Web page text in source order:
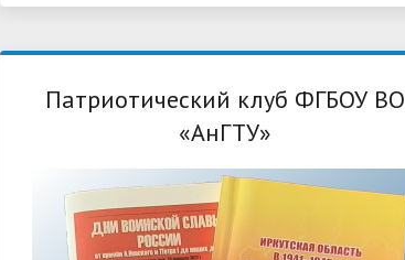
Патриотический клуб ФГБОУ ВО
«АнГТУ»